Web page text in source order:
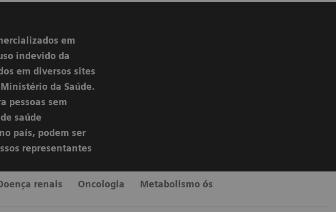
em
indevido da
em diversos sites
da Saúde.
pessoas sem
saúde
país, podem ser
representantes
renais Oncologia Metabolismo ósseo